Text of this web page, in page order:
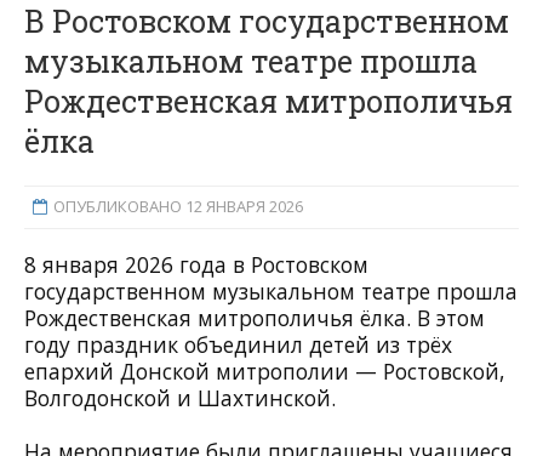
В Ростовском государственном
музыкальном театре прошла
Рождественская митрополичья
ёлка
ОПУБЛИКОВАНО 12 ЯНВАРЯ 2026
8 января 2026 года в Ростовском
государственном музыкальном театре прошла
Рождественская митрополичья ёлка. В этом
году праздник объединил детей из трёх
епархий Донской митрополии — Ростовской,
Волгодонской и Шахтинской.